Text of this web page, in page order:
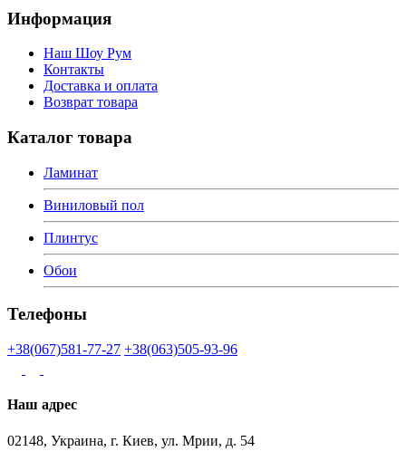
Информация
Наш Шоу Рум
Контакты
Доставка и оплата
Возврат товара
Каталог товара
Ламинат
Виниловый пол
Плинтус
Обои
Телефоны
+38(067)581-77-27 +38(063)505-93-96
Наш адрес
02148, Украина, г. Киев, ул. Мрии, д. 54